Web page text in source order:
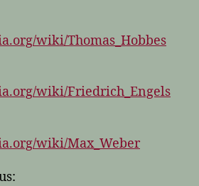
wiki/Thomas_Hobbes
wiki/Friedrich_Engels
wiki/Max_Weber